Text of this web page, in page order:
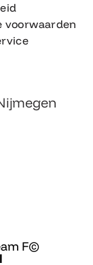
voorwaarden
F©